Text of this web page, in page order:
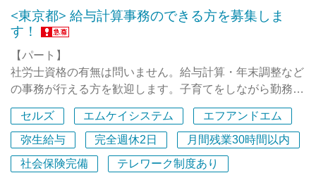
は仕事に誇りをもって働くことができます。​スタッフがい
きいきと働いている環境のため、事務所外から高い評価を
いただいており、営業活動をしなくてもさらなる顧客紹介
に繋がるという好循環を作りだすことができています。
また、スタッフが疲労せず心身ともに健康な状態で仕事に
向き合うことができるとともに「毎日ノー残業デー」の実
現に繋がっています。
■経営理念
ミッション（社会的使命）：「地域の発展に貢献するこ
<東京都> 給与計算事務のできる方を募集しま
す！
【パート】
社労士資格の有無は問いません。給与計算・年末調整など
の事務が行える方を歓迎します。子育てをしながら勤務し
ているスタッフもいるので、他のスタッフと調整しながら
の勤務も可能です！
セルズ エムケイシステム
エフアンドエム
弥生給与
完全週休2日
月間残業30時間以内
社会保険完備
テレワーク制度あり